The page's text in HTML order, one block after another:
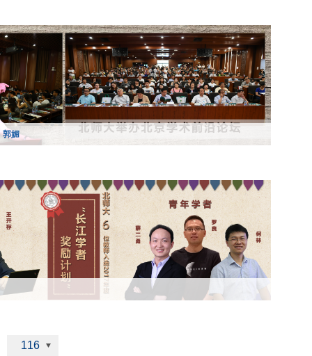
郭媚
116